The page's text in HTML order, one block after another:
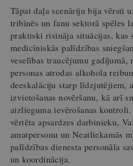
Tāpat daļa scenāriju bija vērsti
tribīnēs un fanu sektorā spēles
praktiski risināja situācijas, kas
medicīniskās palīdzības
veselības traucējumu
personas atrodas alkohola
deeskalāciju starp līdzjutējiem,
izvietošanas novēršanu, kā arī
aizlieguma ievērošanas
vērtēta apsardzes darbinieku,
amatpersonu un Neatliekamās
palīdzības dienesta personāla
un koordinācija.